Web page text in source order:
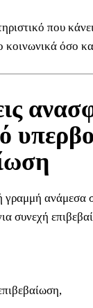
που
όσο
γραμμή ανάμεσα
συνεχή